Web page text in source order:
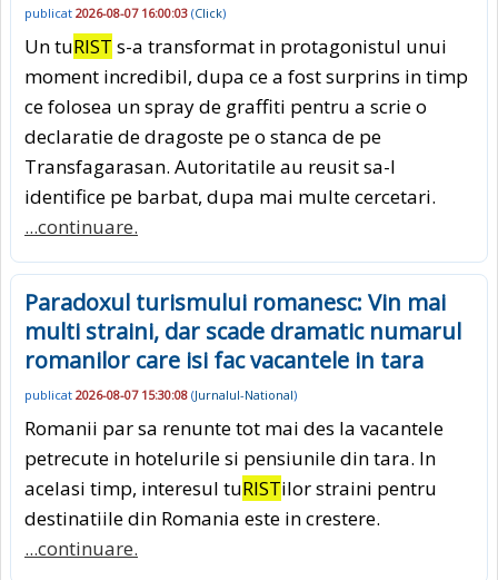
publicat 2026-08-07 16:00:03 (Click)
Un tuRIST s-a transformat in protagonistul unui
moment incredibil, dupa ce a fost surprins in timp
ce folosea un spray de graffiti pentru a scrie o
declaratie de dragoste pe o stanca de pe
Transfagarasan. Autoritatile au reusit sa-l
identifice pe barbat, dupa mai multe cercetari.
...continuare.
Paradoxul turismului romanesc: Vin mai
multi straini, dar scade dramatic numarul
romanilor care isi fac vacantele in tara
publicat 2026-08-07 15:30:08 (Jurnalul-National)
Romanii par sa renunte tot mai des la vacantele
petrecute in hotelurile si pensiunile din tara. In
acelasi timp, interesul tuRISTilor straini pentru
destinatiile din Romania este in crestere.
...continuare.